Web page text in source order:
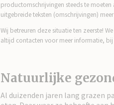
productomschrijvingen steeds te
uitgebreide teksten (omschrijvingen)
Wij betreuren deze situatie ten zeerste!
altijd contacten voor meer informatie,
Natuurlijke
Al duizenden jaren lang grazen